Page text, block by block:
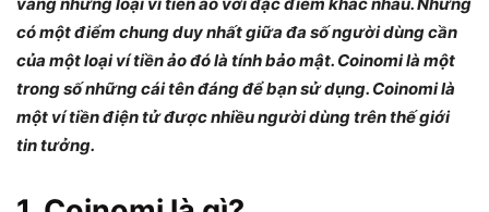
có một điểm chung duy nhất giữa đa số người dùng cần
của một loại ví tiền ảo đó là tính bảo mật. Coinomi là một
trong số những cái tên đáng để bạn sử dụng. Coinomi là
một ví tiền điện tử được nhiều người dùng trên thế giới
tin tưởng.